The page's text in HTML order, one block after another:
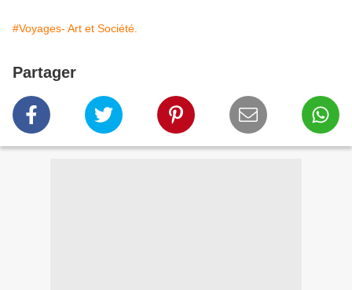
#Voyages- Art et Société.
Partager